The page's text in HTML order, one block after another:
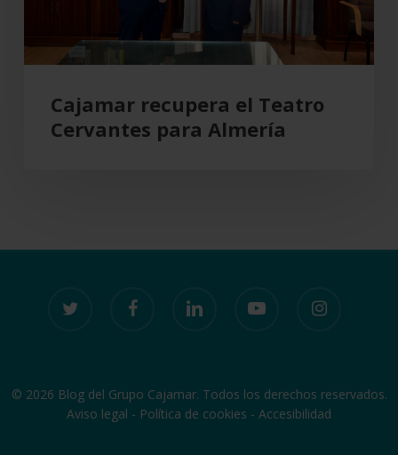
Cajamar recupera el Teatro
Cervantes para Almería
© 2026 Blog del Grupo Cajamar. Todos los derechos reservados.
Aviso legal - Política de cookies - Accesibilidad